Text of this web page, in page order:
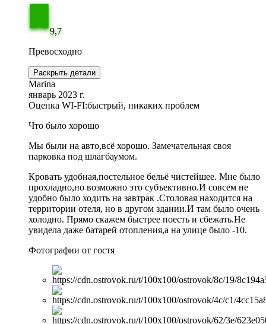
9,7
Превосходно
Раскрыть детали
Marina
январь 2023 г.
Оценка WI-FI:быстрый, никаких проблем
Что было хорошо
Мы были на авто,всё хорошо. Замечательная своя
парковка под шлагбаумом.
Кровать удобная,постельное бельё чистейшее. Мне было
прохладно,но возможно это субъективно.И совсем не
удобно было ходить на завтрак .Столовая находится на
территории отеля, но в другом здании.И там было очень
холодно. Прямо скажем быстрее поесть и сбежать.Не
увидела даже батарей отопления,а на улице было -10.
Фотографии от гостя